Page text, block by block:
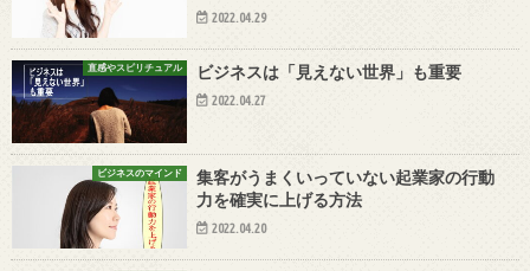
2022.04.29
直感やスピリチュアル ビジネスは「見えない世界」も重要
2022.04.27
ビジネスのマインド
集客がうまくいっていない起業家の行動
力を確実に上げる方法
2022.04.20